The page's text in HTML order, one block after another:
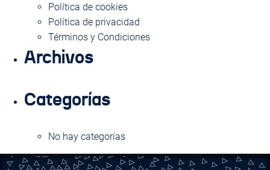
Política de cookies
Política de privacidad
Términos y Condiciones
Archivos
Categorías
No hay categorías
ASUNTO